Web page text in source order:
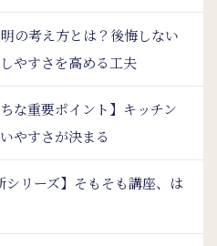
の考え方とは？後悔しない
やすさを高める工夫
ちな重要ポイント】キッチン
やすさが決まる
シリーズ】そもそも講座、は